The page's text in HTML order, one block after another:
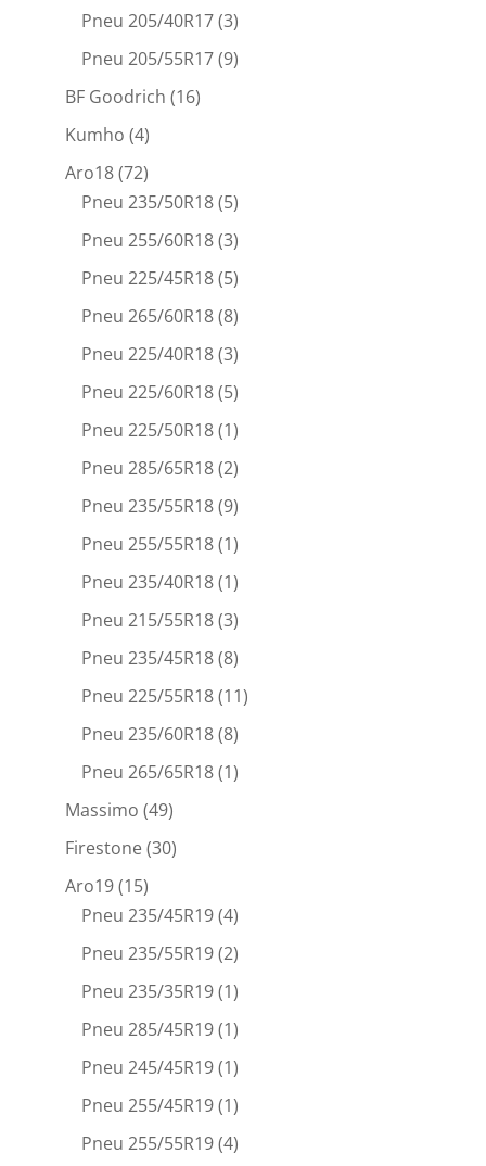
Pneu 205/40R17(3)
Pneu 205/55R17(9)
BF Goodrich (16)
Kumho (4)
Aro18(72)
Pneu 235/50R18(5)
Pneu 255/60R18(3)
Pneu 225/45R18(5)
Pneu 265/60R18(8)
Pneu 225/40R18(3)
Pneu 225/60R18(5)
Pneu 225/50R18(1)
Pneu 285/65R18(2)
Pneu 235/55R18(9)
Pneu 255/55R18(1)
Pneu 235/40R18(1)
Pneu 215/55R18(3)
Pneu 235/45R18(8)
Pneu 225/55R18(11)
Pneu 235/60R18(8)
Pneu 265/65R18(1)
Massimo (49)
Firestone(30)
Aro19(15)
Pneu 235/45R19(4)
Pneu 235/55R19(2)
Pneu 235/35R19(1)
Pneu 285/45R19(1)
Pneu 245/45R19(1)
Pneu 255/45R19(1)
Pneu 255/55R19(4)